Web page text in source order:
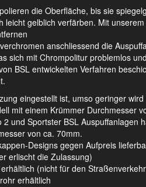
die Oberfläche, bis sie
leicht gelblich verfärben. Mit
anschliessend die
sich mit Chrompolitur problemlos
BSL entwickelten Verfahren
eingestellt ist, umso geringer
mit einem Krümmer Durchmesser
und Sportster BSL Auspuffanlagen
von ca. 70mm.
Designs gegen Aufpreis
erlischt die Zulassung)
(nicht für den
erhältlich